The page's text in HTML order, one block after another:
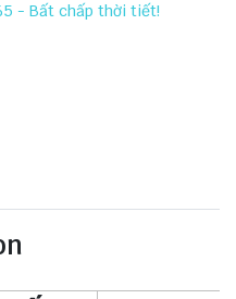
- Bất chấp thời tiết!